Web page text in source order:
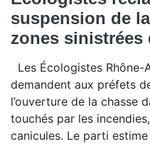
suspension de
zones sinistrées
Les Écologistes Rhône-
demandent aux préfets
l’ouverture de la chasse
touchés par les
canicules. Le parti